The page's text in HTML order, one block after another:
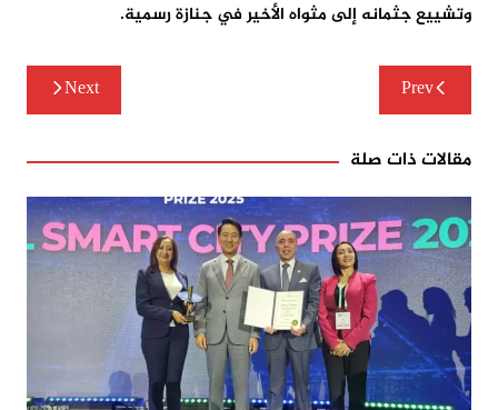
وتشييع جثمانه إلى مثواه الأخير في جنازة رسمية.
تصفّح
المقالاتPrev
Next
مقالات ذات صلة